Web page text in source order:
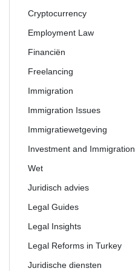
Cryptocurrency
Employment Law
Financiën
Freelancing
Immigration
Immigration Issues
Immigratiewetgeving
Investment and Immigration
Wet
Juridisch advies
Legal Guides
Legal Insights
Legal Reforms in Turkey
Juridische diensten